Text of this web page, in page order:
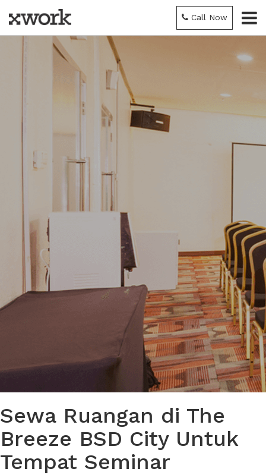
Call Now
Sewa Ruangan di The
Breeze BSD City Untuk
Tempat Seminar